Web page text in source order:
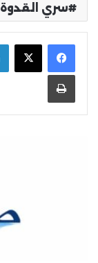
سري القدوة
طباعة